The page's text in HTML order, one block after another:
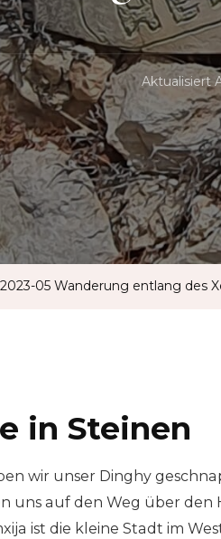
Aktualisiert
2023-05 Wanderung entlang des
in Steinen
wir unser Dinghy
uns auf den Weg über den
ist die kleine Stadt im